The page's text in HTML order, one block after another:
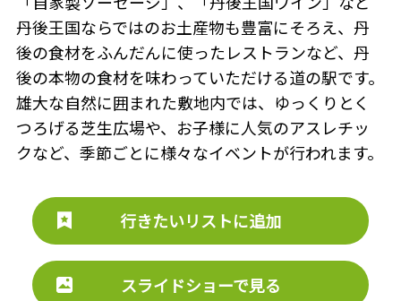
丹後王国ならではのお土産物も豊富にそろえ、丹
後の食材をふんだんに使ったレストランなど、丹
後の本物の食材を味わっていただける道の駅です。
雄大な自然に囲まれた敷地内では、ゆっくりとく
つろげる芝生広場や、お子様に人気のアスレチッ
クなど、季節ごとに様々なイベントが行われます。
行きたいリストに追加
スライドショーで見る